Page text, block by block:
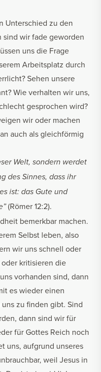
Unterschied zu den
sind wir fade geworden
uns die Frage
Arbeitsplatz durch
Sehen unsere
Wie verhalten wir uns,
gesprochen wird?
wir oder machen
auch als gleichförmig
Welt, sondern werdet
des Sinnes, dass ihr
ist: das Gute und
(Römer 12:2).
bemerkbar machen.
Selbst leben, also
wir uns schnell oder
kritisieren die
vorhanden sind, dann
es wieder einen
zu finden gibt. Sind
dann sind wir für
für Gottes Reich noch
uns, aufgrund unseres
weil Jesus in